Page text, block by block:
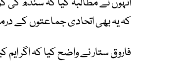
انہوں نے مطالبہ کیا کہ سندھ کی
کہ یہ بھی اتحادی جماعتوں کے
فاروق ستار نے واضح کیا کہ اگر